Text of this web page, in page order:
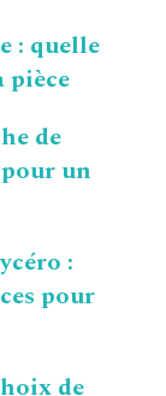
: quelle
de
un
:
pour
de